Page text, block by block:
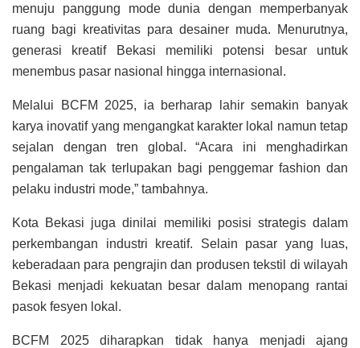
menuju panggung mode dunia dengan memperbanyak
ruang bagi kreativitas para desainer muda. Menurutnya,
generasi kreatif Bekasi memiliki potensi besar untuk
menembus pasar nasional hingga internasional.
Melalui BCFM 2025, ia berharap lahir semakin banyak
karya inovatif yang mengangkat karakter lokal namun tetap
sejalan dengan tren global. “Acara ini menghadirkan
pengalaman tak terlupakan bagi penggemar fashion dan
pelaku industri mode,” tambahnya.
Kota Bekasi juga dinilai memiliki posisi strategis dalam
perkembangan industri kreatif. Selain pasar yang luas,
keberadaan para pengrajin dan produsen tekstil di wilayah
Bekasi menjadi kekuatan besar dalam menopang rantai
pasok fesyen lokal.
BCFM 2025 diharapkan tidak hanya menjadi ajang